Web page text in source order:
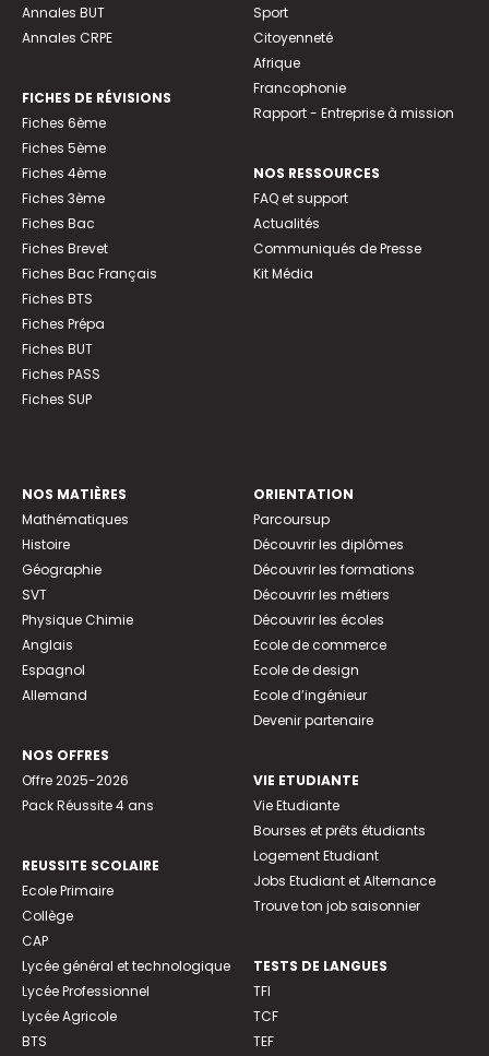
Annales BUT
Annales CRPE
FICHES DE RÉVISIONS
Fiches 6ème
Fiches 5ème
Fiches 4ème
Fiches 3ème
Fiches Bac
Fiches Brevet
Fiches Bac Français
Fiches BTS
Fiches Prépa
Fiches BUT
Fiches PASS
Fiches SUP
Sport
Citoyenneté
Afrique
Francophonie
Rapport - Entreprise à mission
NOS RESSOURCES
FAQ et support
Actualités
Communiqués de Presse
Kit Média
NOS MATIÈRES
Mathématiques
Histoire
Géographie
SVT
Physique Chimie
Anglais
Espagnol
Allemand
NOS OFFRES
Offre 2025-2026
Pack Réussite 4 ans
REUSSITE SCOLAIRE
Ecole Primaire
Collège
CAP
Lycée général et technologique
Lycée Professionnel
Lycée Agricole
BTS
ORIENTATION
Parcoursup
Découvrir les diplômes
Découvrir les formations
Découvrir les métiers
Découvrir les écoles
Ecole de commerce
Ecole de design
Ecole d’ingénieur
Devenir partenaire
VIE ETUDIANTE
Vie Etudiante
Bourses et prêts étudiants
Logement Etudiant
Jobs Etudiant et Alternance
Trouve ton job saisonnier
TESTS DE LANGUES
TFI
TCF
TEF